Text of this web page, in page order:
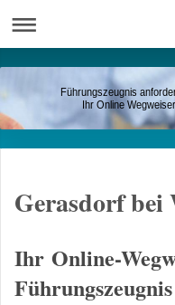
Führungszeugnis
Ihr Online Wegweiser
Gerasdorf bei
Ihr Online-